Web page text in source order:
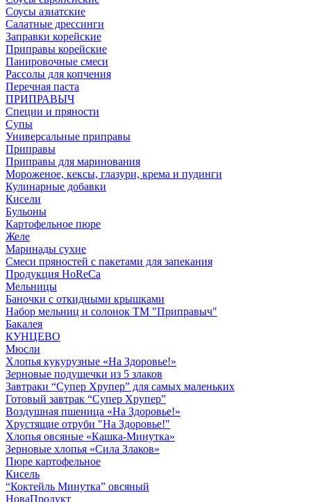
Соуcы азиатские
Салатные дрессинги
Заправки корейские
Приправы корейские
Панировочные смеси
Рассолы для копчения
Перечная паста
ПРИПРАВЫЧ
Специи и пряности
Супы
Универсальные приправы
Приправы
Приправы для маринования
Мороженое, кексы, глазури, крема и пудинги
Кулинарные добавки
Кисели
Бульоны
Картофельное пюре
Желе
Маринады сухие
Смеси пряностей с пакетами для запекания
Продукция HoReCa
Мельницы
Баночки с откидными крышками
Набор мельниц и солонок ТМ "Приправыч"
Бакалея
КУНЦЕВО
Мюсли
Хлопья кукурузные «На Здоровье!»
Зерновые подушечки из 5 злаков
Завтраки “Супер Хрупер” для самых маленьких
Готовый завтрак “Супер Хрупер”
Воздушная пшеница «На Здоровье!»
Хрустящие отруби "На Здоровье!"
Хлопья овсяные «Кашка-Минутка»
Зерновые хлопья «Сила Злаков»
Пюре картофельное
Кисель
“Коктейль Минутка” овсяный
НоваПродукт